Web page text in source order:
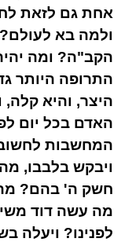
אחת גם לזאת
ולמה בא
הקב"ה? ומה
התרופה היותר
היצר, והיא קלה,
האדם בכל יום
המחשבות
ויבקש בלבבו,
חשק ה' בהם? מה
מה עשה דוד
לפנינו? ויעלה